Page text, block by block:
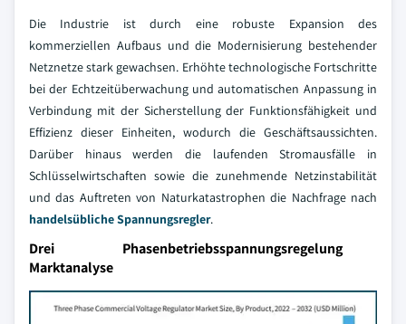
Die Industrie ist durch eine robuste Expansion des
kommerziellen Aufbaus und die Modernisierung bestehender
Netznetze stark gewachsen. Erhöhte technologische Fortschritte
bei der Echtzeitüberwachung und automatischen Anpassung in
Verbindung mit der Sicherstellung der Funktionsfähigkeit und
Effizienz dieser Einheiten, wodurch die Geschäftsaussichten.
Darüber hinaus werden die laufenden Stromausfälle in
Schlüsselwirtschaften sowie die zunehmende Netzinstabilität
und das Auftreten von Naturkatastrophen die Nachfrage nach
handelsübliche Spannungsregler.
Drei Phasenbetriebsspannungsregelung
Marktanalyse